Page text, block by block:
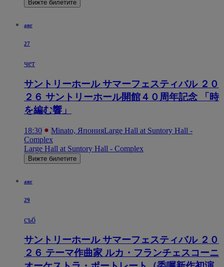
Вижте билетите
авг
27
чет
サントリーホール サマーフェスティバル ２０
２６ サントリーホール開館４０周年記念 「時
を編む響」
18:30 Minato, ЯпонияLarge Hall at Suntory Hall -
Complex
Large Hall at Suntory Hall - Complex
Вижте билетите
авг
29
съб
サントリーホール サマーフェスティバル ２０
２６ テーマ作曲家 ルカ・フランチェスコーニ